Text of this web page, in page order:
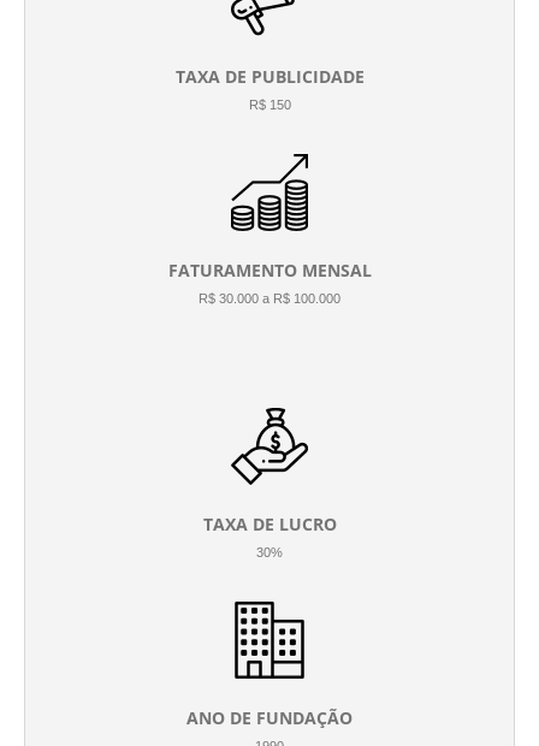
TAXA DE PUBLICIDADE
R$ 150
FATURAMENTO MENSAL
R$ 30.000 a R$ 100.000
TAXA DE LUCRO
30%
ANO DE FUNDAÇÃO